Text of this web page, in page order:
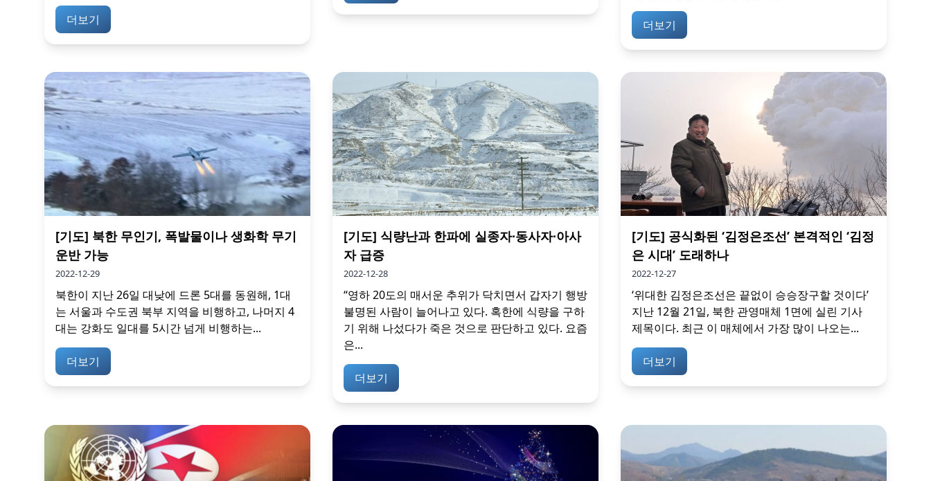
더보기 더보기
[기도] 북한 무인기, 폭발물이나 생화학 무기
운반 가능
2022-12-29
북한이 지난 26일 대낮에 드론 5대를 동원해, 1대
는 서울과 수도권 북부 지역을 비행하고, 나머지 4
대는 강화도 일대를 5시간 넘게 비행하는...
더보기
[기도] 식량난과 한파에 실종자∙동사자∙아사
자 급증
2022-12-28
“영하 20도의 매서운 추위가 닥치면서 갑자기 행방
불명된 사람이 늘어나고 있다. 혹한에 식량을 구하
기 위해 나섰다가 죽은 것으로 판단하고 있다. 요즘
은...
더보기
[기도] 공식화된 ‘김정은조선’ 본격적인 ‘김정
은 시대’ 도래하나
2022-12-27
‘위대한 김정은조선은 끝없이 승승장구할 것이다’
지난 12월 21일, 북한 관영매체 1면에 실린 기사
제목이다. 최근 이 매체에서 가장 많이 나오는...
더보기